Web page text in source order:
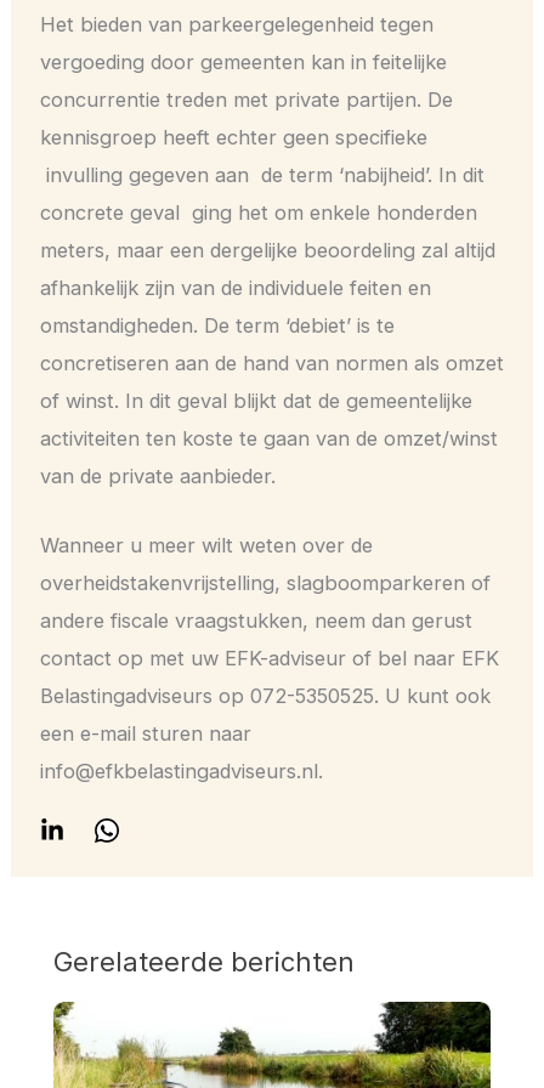
Het bieden van parkeergelegenheid tegen
vergoeding door gemeenten kan in feitelijke
concurrentie treden met private partijen. De
kennisgroep heeft echter geen specifieke
invulling gegeven aan de term ‘nabijheid’. In dit
concrete geval ging het om enkele honderden
meters, maar een dergelijke beoordeling zal altijd
afhankelijk zijn van de individuele feiten en
omstandigheden. De term ‘debiet’ is te
concretiseren aan de hand van normen als omzet
of winst. In dit geval blijkt dat de gemeentelijke
activiteiten ten koste te gaan van de omzet/winst
van de private aanbieder.
Wanneer u meer wilt weten over de
overheidstakenvrijstelling, slagboomparkeren of
andere fiscale vraagstukken, neem dan gerust
contact op met uw EFK-adviseur of bel naar EFK
Belastingadviseurs op 072-5350525. U kunt ook
een e-mail sturen naar
info@efkbelastingadviseurs.nl.
Gerelateerde berichten